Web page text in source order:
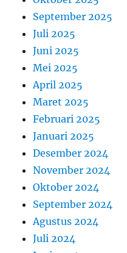
September 2025
Juli 2025
Juni 2025
Mei 2025
April 2025
Maret 2025
Februari 2025
Januari 2025
Desember 2024
November 2024
Oktober 2024
September 2024
Agustus 2024
Juli 2024